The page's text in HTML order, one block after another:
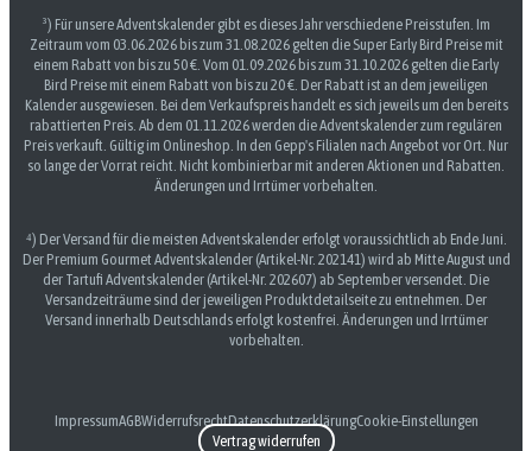
³) Für unsere Adventskalender gibt es dieses Jahr verschiedene Preisstufen. Im
Zeitraum vom 03.06.2026 bis zum 31.08.2026 gelten die Super Early Bird Preise mit
einem Rabatt von bis zu 50 €. Vom 01.09.2026 bis zum 31.10.2026 gelten die Early
Bird Preise mit einem Rabatt von bis zu 20 €. Der Rabatt ist an dem jeweiligen
Kalender ausgewiesen. Bei dem Verkaufspreis handelt es sich jeweils um den bereits
rabattierten Preis. Ab dem 01.11.2026 werden die Adventskalender zum regulären
Preis verkauft. Gültig im Onlineshop. In den Gepp's Filialen nach Angebot vor Ort. Nur
so lange der Vorrat reicht. Nicht kombinierbar mit anderen Aktionen und Rabatten.
Änderungen und Irrtümer vorbehalten.
⁴) Der Versand für die meisten Adventskalender erfolgt voraussichtlich ab Ende Juni.
Der Premium Gourmet Adventskalender (Artikel-Nr. 202141) wird ab Mitte August und
der Tartufi Adventskalender (Artikel-Nr. 202607) ab September versendet. Die
Versandzeiträume sind der jeweiligen Produktdetailseite zu entnehmen. Der
Versand innerhalb Deutschlands erfolgt kostenfrei. Änderungen und Irrtümer
vorbehalten.
ImpressumAGBWiderrufsrechtDatenschutzerklärungCookie-Einstellungen
Vertrag widerrufen